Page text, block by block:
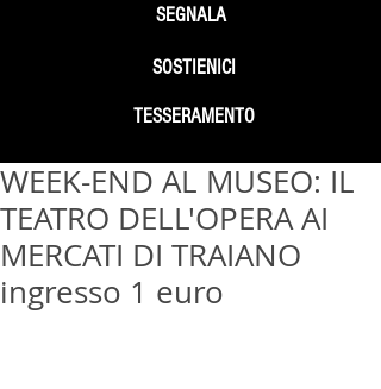
SEGNALA
SOSTIENICI
TESSERAMENTO
WEEK-END AL MUSEO: IL
TEATRO DELL'OPERA AI
MERCATI DI TRAIANO
ingresso 1 euro